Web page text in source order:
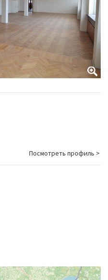
Посмотреть профиль >